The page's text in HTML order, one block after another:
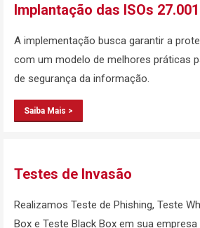
Implantação das ISOs
A implementação busca garantir a
com um modelo de melhores práticas
de segurança da informação.
Saiba Mais >
Testes de Invasão
Realizamos Teste de Phishing, Teste
Box e Teste Black Box em sua